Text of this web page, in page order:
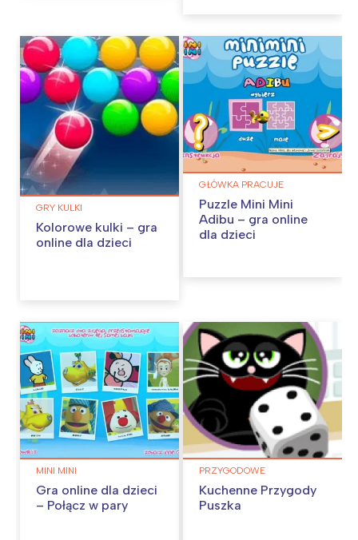
GRY KULKI
Kolorowe kulki – gra
online dla dzieci
GŁÓWKA PRACUJE
Puzzle Mini Mini
Adibu – gra online
dla dzieci
MINI MINI
Gra online dla dzieci
– Połącz w pary
PRZYGODOWE
Kuchenne Przygody
Puszka